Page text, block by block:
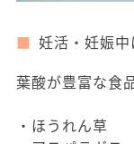
妊活・妊娠
葉酸が豊富な食
・ほうれん草